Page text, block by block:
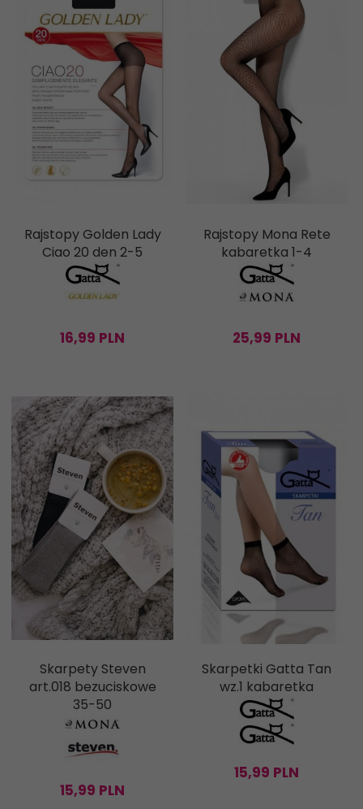
Rajstopy Golden Lady
Ciao 20 den 2-5
16,99 PLN
Rajstopy Mona Rete
kabaretka 1-4
25,99 PLN
Skarpety Steven
art.018 bezuciskowe
35-50
15,99 PLN
Skarpetki Gatta Tan
wz.1 kabaretka
15,99 PLN